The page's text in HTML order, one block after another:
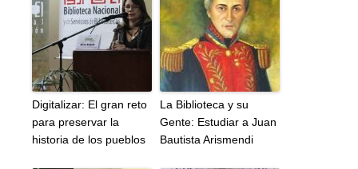
Digitalizar: El gran reto
para preservar la
historia de los pueblos
La Biblioteca y su
Gente: Estudiar a Juan
Bautista Arismendi